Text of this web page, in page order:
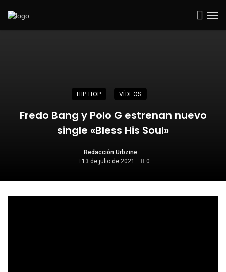
HIP HOP VÍDEOS
Fredo Bang y Polo G estrenan nuevo
single «Bless His Soul»
Redacción Urbzine
13 de julio de 2021
0